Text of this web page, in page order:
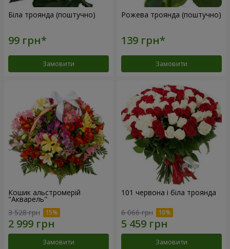
Біла троянда (поштучно)
Замовити
Рожева троянда (поштучно)
Замовити
Кошик альстромерій
"Акварель"
3 528 грн
Замовити
101 червона і біла троянда
6 066 грн
Замовити